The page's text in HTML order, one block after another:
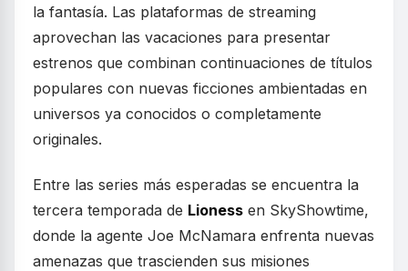
la fantasía. Las plataformas de streaming
aprovechan las vacaciones para presentar
estrenos que combinan continuaciones de títulos
populares con nuevas ficciones ambientadas en
universos ya conocidos o completamente
originales.
Entre las series más esperadas se encuentra la
tercera temporada de Lioness en SkyShowtime,
donde la agente Joe McNamara enfrenta nuevas
amenazas que trascienden sus misiones